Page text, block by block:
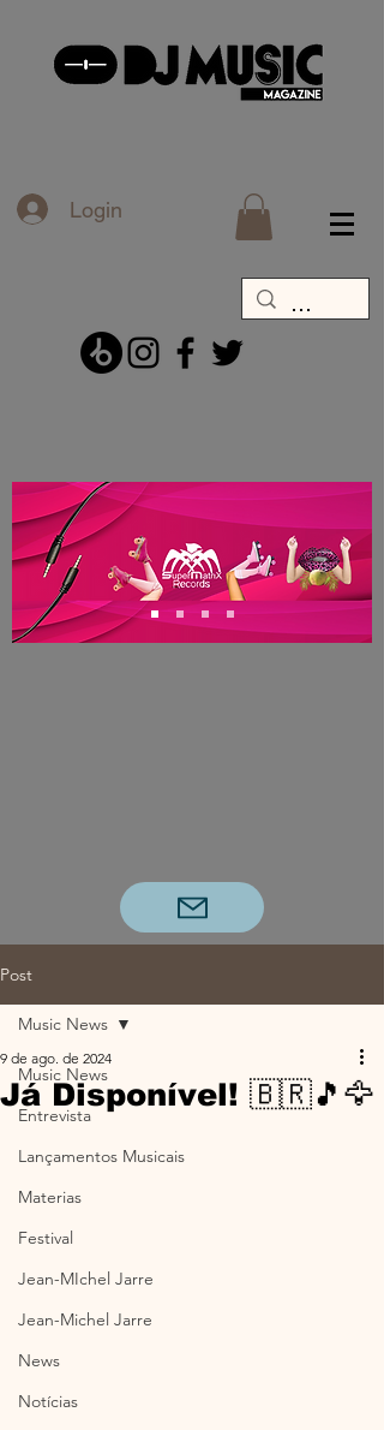
Login
Post
Music News
Entrevista
Lançamentos Musicais
Materias
Festival
Jean-MIchel Jarre
Jean-Michel Jarre
News
Notícias
Music News
Já Disponível! 🇧🇷🎵🦅
9 de ago. de 2024